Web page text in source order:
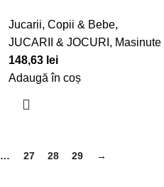
Jucarii, Copii & Bebe,
JUCARII & JOCURI , Masinute
148,63 lei
Adaugă în coș
… 27 28 29 →